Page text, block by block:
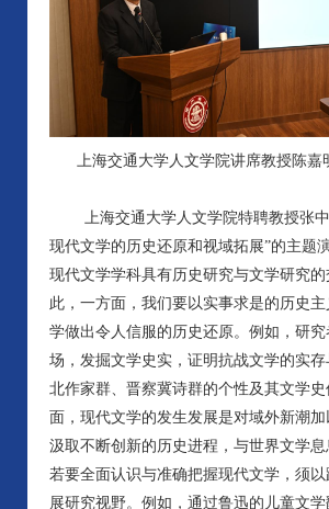
上海交通大学人文学院讲席教授陈嘉
上海交通大学人文学院特聘教授张中
现代文学的历史还原和视域拓展”的主题
现代文学学科具有历史研究与文学研究
此，一方面，我们要以实事求是的历史
学做出令人信服的历史还原。例如，研
场，发掘文学史实，证明抗战文学的实
北作家群、晋察冀诗群的个性及其文学
面，现代文学的发生发展是对域外新潮
汲取不断创新的历史进程，与世界文学息
若要全面认识与准确把握现代文学，须
展研究视野。例如，通过鲁迅的儿童文